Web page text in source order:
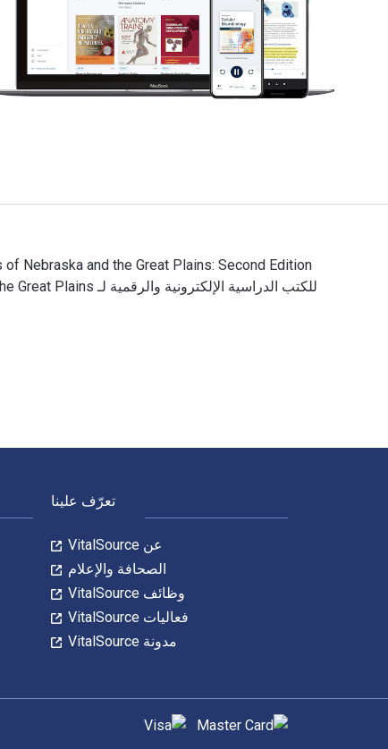
تعرّف علينا
عن VitalSource
الصحافة والإعلام
وظائف VitalSource
فعاليات VitalSource
مدونة VitalSource
طرق الدفع المدعومة